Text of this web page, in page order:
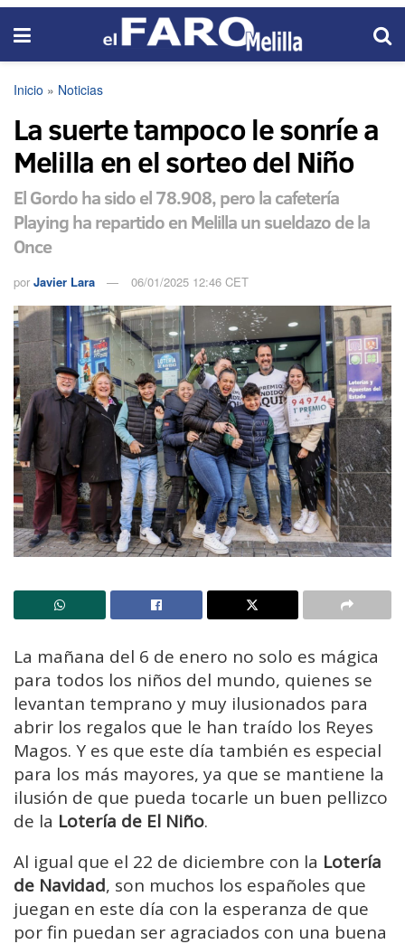
Inicio » Noticias
La suerte tampoco le sonríe a
Melilla en el sorteo del Niño
El Gordo ha sido el 78.908, pero la cafetería
Playing ha repartido en Melilla un sueldazo de la
Once
por Javier Lara 06/01/2025 12:46 CET
La mañana del 6 de enero no solo es mágica
para todos los niños del mundo, quienes se
levantan temprano y muy ilusionados para
abrir los regalos que le han traído los Reyes
Magos. Y es que este día también es especial
para los más mayores, ya que se mantiene la
ilusión de que pueda tocarle un buen pellizco
de la Lotería de El Niño.
Al igual que el 22 de diciembre con la Lotería
de Navidad, son muchos los españoles que
juegan en este día con la esperanza de que
por fin puedan ser agraciados con una buena